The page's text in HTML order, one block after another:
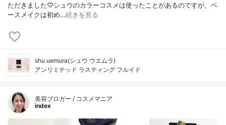
ただきました♡シュウのカラーコスメは使ったことがあるのですが、ベ
ースメイクは初め…続きを見る
shu uemura(シュウ ウエムラ)
アンリミテッド ラスティング フルイド
美容ブロガー / コスメマニア
index